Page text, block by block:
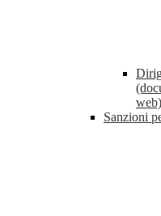
web)
Sanzioni